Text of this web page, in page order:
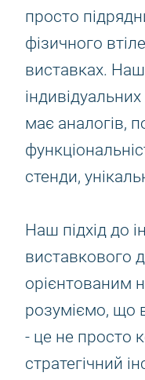
просто
фізичного
виставках. Наш
має аналогів,
стенди,
Наш підхід до
виставкового
орієнтованим
розуміємо, що
- це не просто
стратегічний